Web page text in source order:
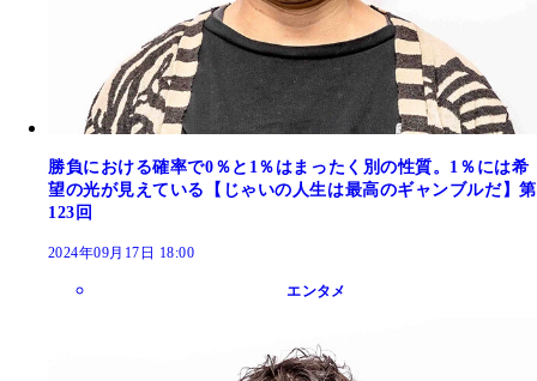
勝負における確率で0％と1％はまったく別の性質。1％には希
望の光が見えている【じゃいの人生は最高のギャンブルだ】第
123回
2024年09月17日 18:00
エンタメ